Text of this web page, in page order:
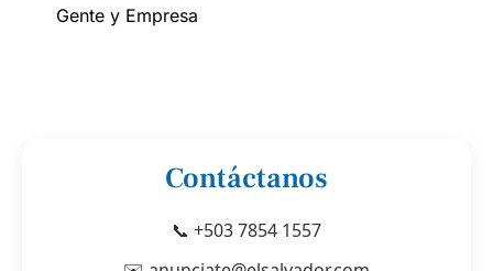
Gente y Empresa
Contáctanos
📞 +503 7854 1557